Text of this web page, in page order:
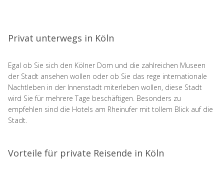
Privat unterwegs in Köln
Egal ob Sie sich den Kölner Dom und die zahlreichen Museen
der Stadt ansehen wollen oder ob Sie das rege internationale
Nachtleben in der Innenstadt miterleben wollen, diese Stadt
wird Sie für mehrere Tage beschäftigen. Besonders zu
empfehlen sind die Hotels am Rheinufer mit tollem Blick auf die
Stadt.
Vorteile für private Reisende in Köln